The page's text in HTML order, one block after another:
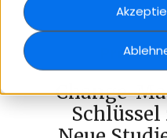
Change-